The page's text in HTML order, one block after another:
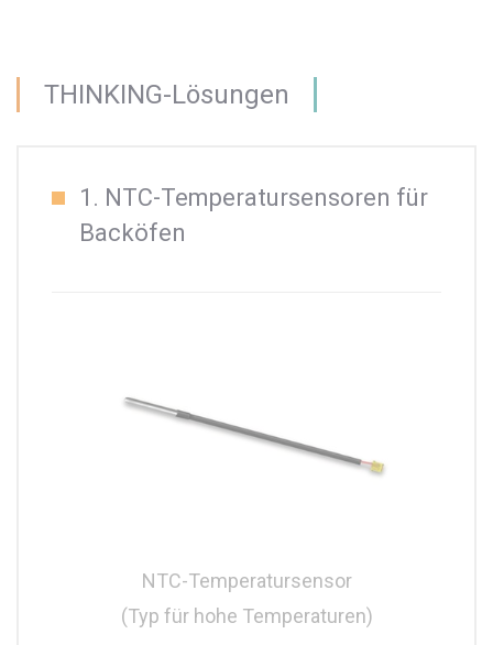
THINKING-Lösungen
1. NTC-Temperatursensoren für
Backöfen
NTC-Temperatursensor
(Typ für hohe Temperaturen)